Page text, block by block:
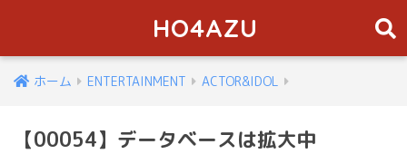
HO4AZU
ホーム ENTERTAINMENT ACTOR&IDOL
【00054】データベースは拡大中